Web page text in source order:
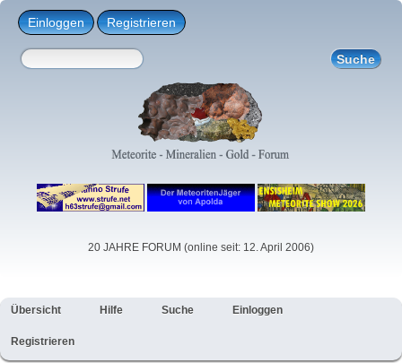
Einloggen Registrieren
20 JAHRE FORUM (online seit: 12. April 2006)
Übersicht Hilfe Suche Einloggen
Registrieren